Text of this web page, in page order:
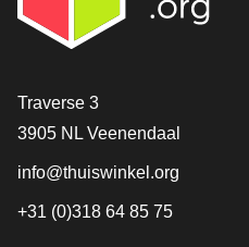
[_General:Contact]
Traverse 3
3905 NL Veenendaal
info@thuiswinkel.org
+31 (0)318 64 85 75